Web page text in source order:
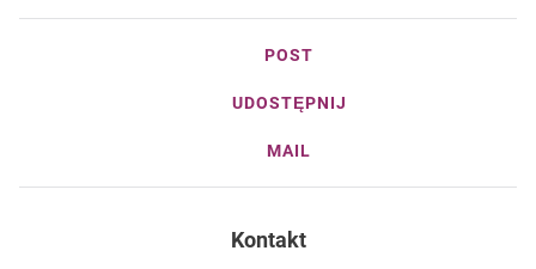
POST
UDOSTĘPNIJ
MAIL
Kontakt